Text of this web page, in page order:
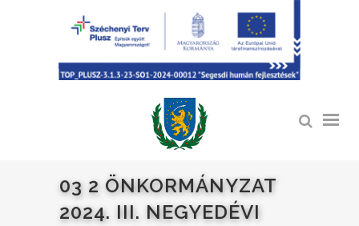
03 2 ÖNKORMÁNYZAT
2024. III. NEGYEDÉVI